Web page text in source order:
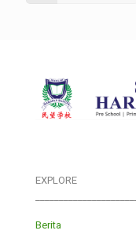
EXPLORE
Berita